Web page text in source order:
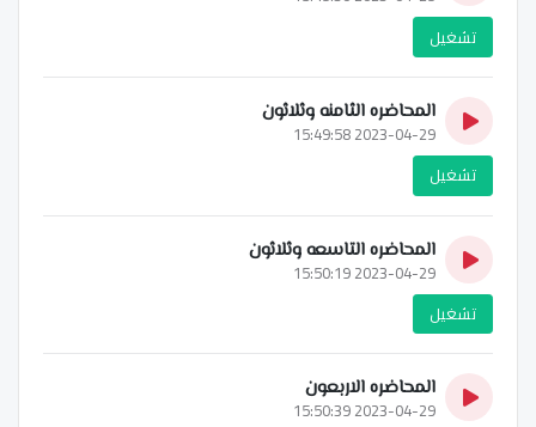
تشغيل
المحاضره الثامنه وثلاثون
2023-04-29 15:49:58
تشغيل
المحاضره التاسعه وثلاثون
2023-04-29 15:50:19
تشغيل
المحاضره الاربعون
2023-04-29 15:50:39